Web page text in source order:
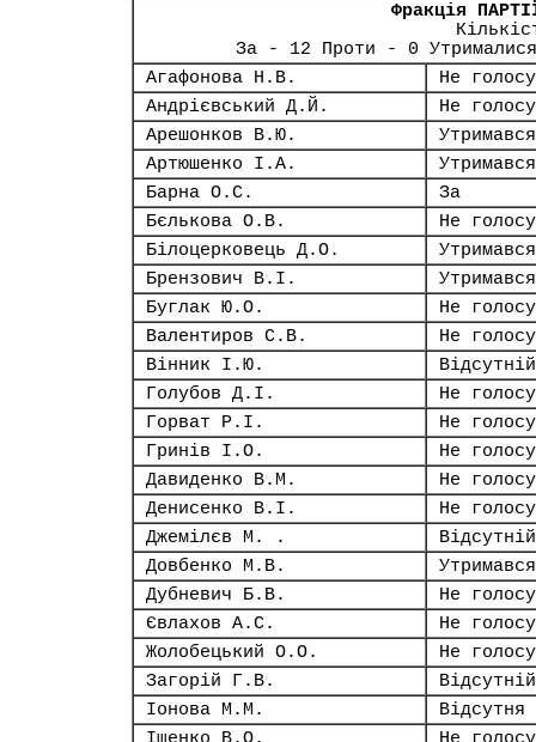
Фракція
За - 12 Проти - 0
Агафонова Н.В.
Не
Андрієвський Д.Й.
Не
Арешонков В.Ю.
Утримався
Артюшенко І.А.
Утримався
Барна О.С.
За
Бєлькова О.В.
Не
Білоцерковець Д.О.
Утримався
Брензович В.І.
Утримався
Буглак Ю.О.
Не
Валентиров С.В.
Не
Вінник І.Ю.
Відсутній
Голубов Д.І.
Не
Горват Р.І.
Не
Гринів І.О.
Не
Давиденко В.М.
Не
Денисенко В.І.
Не
Джемілєв М. .
Відсутній
Довбенко М.В.
Утримався
Дубневич Б.В.
Не
Євлахов А.С.
Не
Жолобецький О.О.
Не
Загорій Г.В.
Відсутній
Іонова М.М.
Відсутня